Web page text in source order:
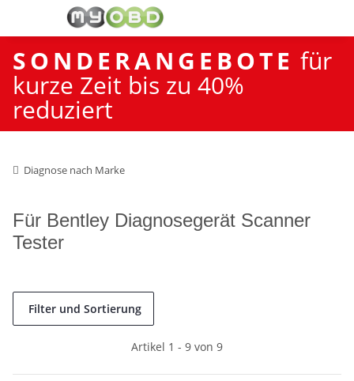
SONDERANGEBOTE für
kurze Zeit bis zu 40%
reduziert
Diagnose nach Marke
Für Bentley Diagnosegerät Scanner
Tester
Filter und Sortierung
Artikel 1 - 9 von 9